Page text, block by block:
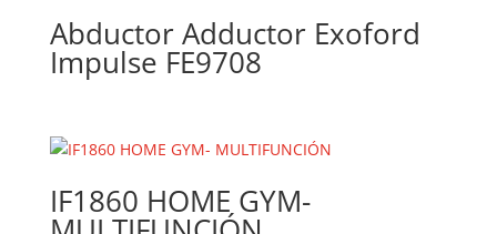
Abductor Adductor Exoford
Impulse FE9708
IF1860 HOME GYM-